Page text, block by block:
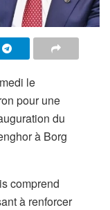
le
pour une
du
à Borg
comprend
à renforcer